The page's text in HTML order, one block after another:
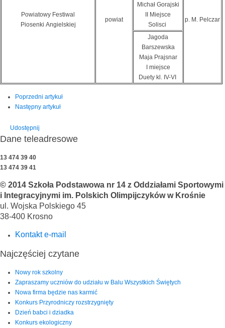
Powiatowy Festiwal
Piosenki Angielskiej
powiat p. M. Pelczar
Michał Gorajski
II Miejsce
Solisci
Jagoda
Barszewska
Maja Prajsnar
I miejsce
Duety kl. IV-VI
Poprzedni artykuł
Następny artykuł
Udostępnij
Dane teleadresowe
13 474 39 40
13 474 39 41
© 2014 Szkoła Podstawowa nr 14 z Oddziałami Sportowymi
i Integracyjnymi im. Polskich Olimpijczyków w Krośnie
ul. Wojska Polskiego 45
38-400 Krosno
Kontakt e-mail
Najczęściej czytane
Nowy rok szkolny
Zapraszamy uczniów do udziału w Balu Wszystkich Świętych
Nowa firma będzie nas karmić
Konkurs Przyrodniczy rozstrzygnięty
Dzień babci i dziadka
Konkurs ekologiczny